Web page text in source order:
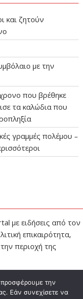
και ζητούν
με την
που βρέθηκε
τα καλώδια που
γραμμές πολέμου –
με ειδήσεις από τον
επικαιρότητα,
περιοχή της
την
Εάν συνεχίσετε να